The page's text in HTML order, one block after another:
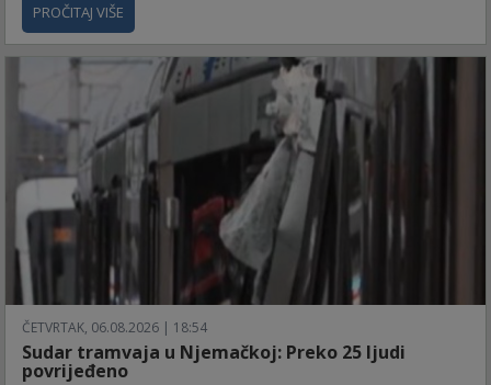
PROČITAJ VIŠE
ČETVRTAK, 06.08.2026 | 18:54
Sudar tramvaja u Njemačkoj: Preko 25 ljudi
povrijeđeno